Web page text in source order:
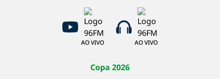
AO VIVO AO VIVO
Copa 2026